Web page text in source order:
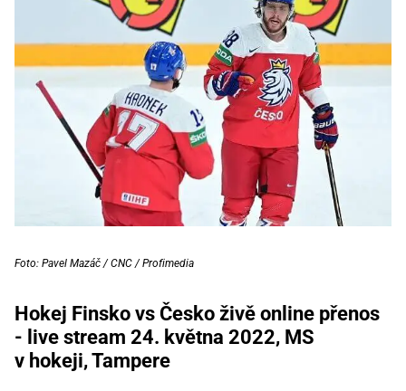
Foto: Pavel Mazáč / CNC / Profimedia
Hokej Finsko vs Česko živě online přenos
- live stream 24. května 2022, MS
v hokeji, Tampere